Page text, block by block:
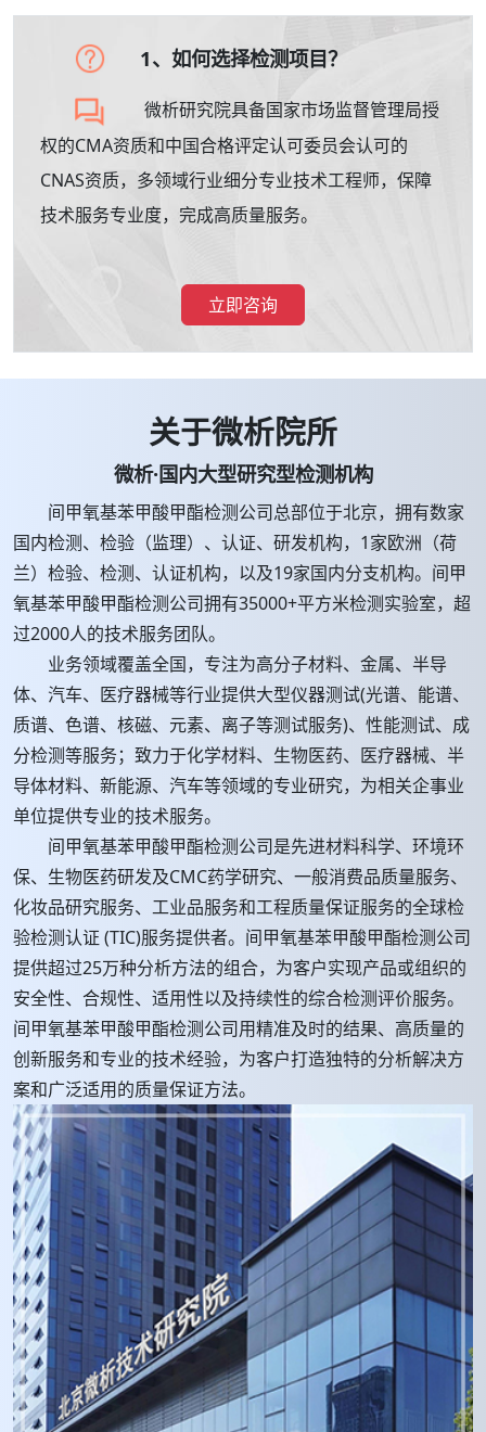
1、如何选择检测项目？
微析研究院具备国家市场监督管理局授
权的CMA资质和中国合格评定认可委员会认可的
CNAS资质，多领域行业细分专业技术工程师，保障
技术服务专业度，完成高质量服务。
立即咨询
关于微析院所
微析·国内大型研究型检测机构
间甲氧基苯甲酸甲酯检测公司总部位于北京，拥有数家
国内检测、检验（监理）、认证、研发机构，1家欧洲（荷
兰）检验、检测、认证机构，以及19家国内分支机构。间甲
氧基苯甲酸甲酯检测公司拥有35000+平方米检测实验室，超
过2000人的技术服务团队。
业务领域覆盖全国，专注为高分子材料、金属、半导
体、汽车、医疗器械等行业提供大型仪器测试(光谱、能谱、
质谱、色谱、核磁、元素、离子等测试服务)、性能测试、成
分检测等服务；致力于化学材料、生物医药、医疗器械、半
导体材料、新能源、汽车等领域的专业研究，为相关企事业
单位提供专业的技术服务。
间甲氧基苯甲酸甲酯检测公司是先进材料科学、环境环
保、生物医药研发及CMC药学研究、一般消费品质量服务、
化妆品研究服务、工业品服务和工程质量保证服务的全球检
验检测认证 (TIC)服务提供者。间甲氧基苯甲酸甲酯检测公司
提供超过25万种分析方法的组合，为客户实现产品或组织的
安全性、合规性、适用性以及持续性的综合检测评价服务。
间甲氧基苯甲酸甲酯检测公司用精准及时的结果、高质量的
创新服务和专业的技术经验，为客户打造独特的分析解决方
案和广泛适用的质量保证方法。